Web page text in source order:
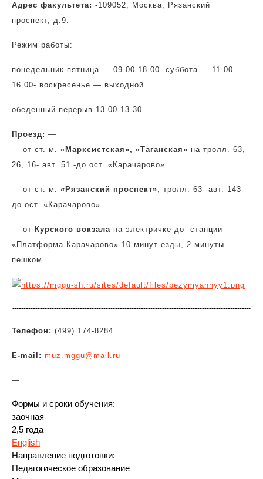
Адрес факультета: -109052, Москва, Рязанский
проспект, д.9.
Режим работы:
понедельник-пятница — 09.00-18.00- суббота — 11.00-
16.00- воскресенье — выходной
обеденный перерыв 13.00-13.30
Проезд: —
— от ст. м. «Марксистская», «Таганская» на тролл. 63,
26, 16- авт. 51 -до ост. «Карачарово».
— от ст. м. «Рязанский проспект», тролл. 63- авт. 143
до ост. «Карачарово».
— от Курского вокзала на электричке до -станции
«Платформа Карачарово» 10 минут езды, 2 минуты
пешком.
Телефон: (499) 174-8284
E-mail: muz.mggu@mail.ru
—
Формы и сроки обучения: —
заочная
2,5 года
English
Направление подготовки: —
Педагогическое образование